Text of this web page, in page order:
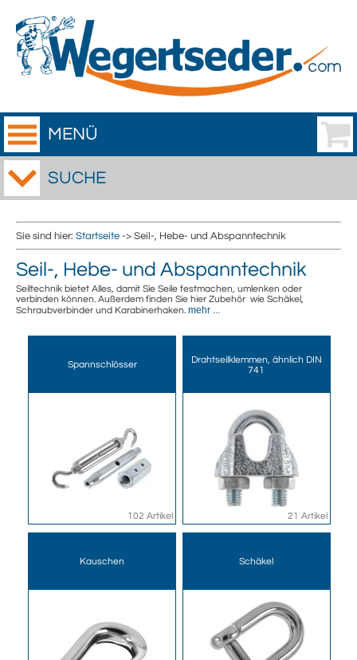
MENÜ
SUCHE
Sie sind hier: Startseite -> Seil-, Hebe- und Abspanntechnik
Seil-, Hebe- und Abspanntechnik
Seiltechnik bietet Alles, damit Sie Seile festmachen, umlenken oder
verbinden können. Außerdem finden Sie hier Zubehör wie Schäkel,
Schraubverbinder und Karabinerhaken. mehr ...
Spannschlösser
102 Artikel
Drahtseilklemmen, ähnlich DIN
741
21 Artikel
Kauschen Schäkel